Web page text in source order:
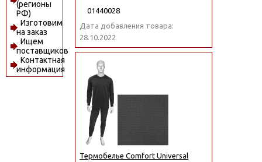
(регионы
РФ)
Изготовим
на заказ
Ищем
поставщиков
Контактная
информация
01440028
Дата добавления товара:
28.10.2022
Термобелье Comfort Universal